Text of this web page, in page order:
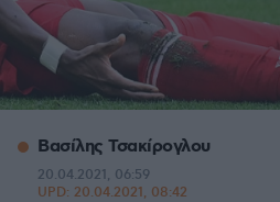
Βασίλης Τσακίρογλου
20.04.2021, 06:59
UPD: 20.04.2021, 08:42